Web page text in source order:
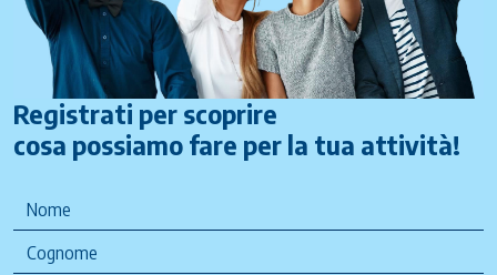
Registrati per scoprire
cosa possiamo fare per la tua attività!